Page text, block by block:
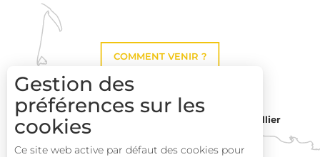
COMMENT VENIR ?
Montpellier
Gestion des
préférences sur les
cookies
Ce site web active par défaut des cookies pour